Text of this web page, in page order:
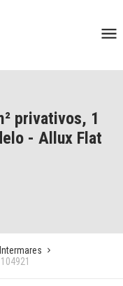
privativos, 1
- Allux Flat
Intermares